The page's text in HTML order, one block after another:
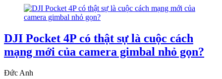
DJI Pocket 4P có thật sự là cuộc cách
mạng mới của camera gimbal nhỏ gọn?
Đức Anh